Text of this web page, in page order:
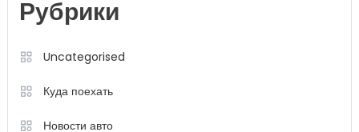
Рубрики
Uncategorised
Куда поехать
Новости авто